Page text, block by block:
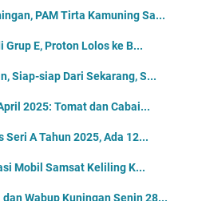
PAM Tirta Kamuning Sa...
E, Proton Lolos ke B...
Siap-siap Dari Sekarang, S...
2025: Tomat dan Cabai...
A Tahun 2025, Ada 12...
Mobil Samsat Keliling K...
Wabup Kuningan Senin 28...